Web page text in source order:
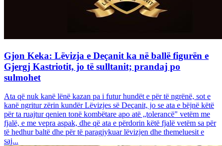
Gjon Keka: Lëvizja e Deçanit ka në ballë figurën e
Gjergj Kastriotit, jo të sulltanit; prandaj po
sulmohet
Ata që nuk kanë lënë kazan pa i futur hundët e për të ngrënë, sot e
kanë ngritur zërin kundër Lëvizjes së Deçanit, jo se ata e bëjnë këtë
për ta ruajtur qenien tonë kombëtare apo atë „tolerancë" vetëm me
fjalë, e me vepra aspak, dhe që ata e përdorin këtë fjalë vetëm sa për
të hedhur baltë dhe për të paragjykuar lëvizjen dhe themeluesit e
saj...